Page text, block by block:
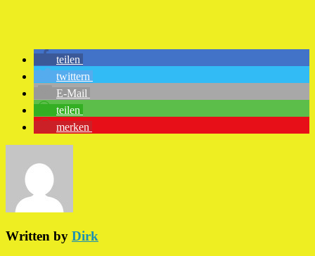
teilen
twittern
E-Mail
teilen
merken
Written by Dirk